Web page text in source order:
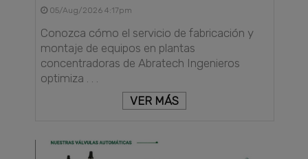
05/Aug/2026 4:17pm
Conozca cómo el servicio de fabricación y
montaje de equipos en plantas
concentradoras de Abratech Ingenieros
optimiza . . .
VER MÁS